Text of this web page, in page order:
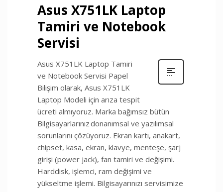
Asus X751LK Laptop
Tamiri ve Notebook
Servisi
Asus X751LK Laptop Tamiri
ve Notebook Servisi Papel
Bilişim olarak, Asus X751LK
Laptop Modeli için arıza tespit
ücreti almıyoruz. Marka bağımsız bütün
Bilgisayarlarınız donanımsal ve yazılımsal
sorunlarını çözüyoruz. Ekran kartı, anakart,
chipset, kasa, ekran, klavye, menteşe, şarj
girişi (power jack), fan tamiri ve değişimi.
Harddisk, işlemci, ram değişimi ve
yükseltme işlemi. Bilgisayarınızı servisimize